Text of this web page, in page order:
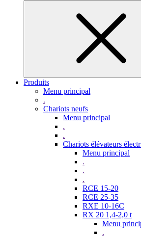
Produits
Menu principal
.
Chariots neufs
Menu principal
.
.
Chariots élévateurs
Menu principal
.
.
.
RCE 15-20
RCE 25-35
RXE 10-16C
RX 20 1,4-2,0 t
Menu
.